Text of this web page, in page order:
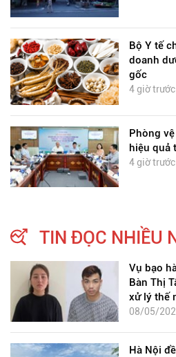
Bộ Y tế
doanh
gốc
4 giờ trước |
Phòng
hiệu quả
4 giờ trước |
TIN ĐỌC NHIỀU
Vụ bạo
Bàn Thị
xử lý thế
08/05/
Hà Nội